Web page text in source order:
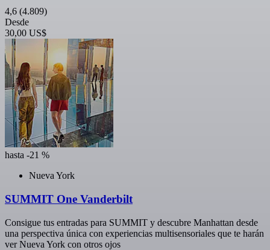
4,6 (4.809)
Desde
30,00 US$
hasta -21 %
Nueva York
SUMMIT One Vanderbilt
Consigue tus entradas para SUMMIT y descubre Manhattan desde
una perspectiva única con experiencias multisensoriales que te harán
ver Nueva York con otros ojos